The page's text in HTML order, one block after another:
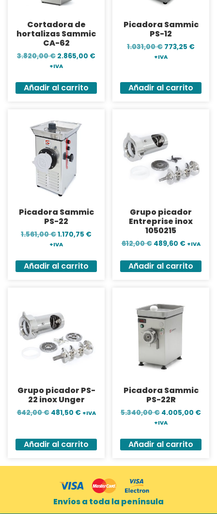
Cortadora de
hortalizas Sammic
CA-62
3.820,00€ 2.865,00 €
+IVA
Añadir al carrito
Picadora Sammic
PS-12
1.031,00€ 773,25 €
+IVA
Añadir al carrito
Picadora Sammic
PS-22
1.561,00€1.170,75 €
+IVA
Añadir al carrito
Grupo picador
Entreprise inox
1050215
612,00€ 489,60 € +IVA
Añadir al carrito
Grupo picador PS-
22 inox Unger
642,00€ 481,50 € +IVA
Añadir al carrito
Picadora Sammic
PS-22R
5.340,00€ 4.005,00 €
+IVA
Añadir al carrito
Envíos a toda la península